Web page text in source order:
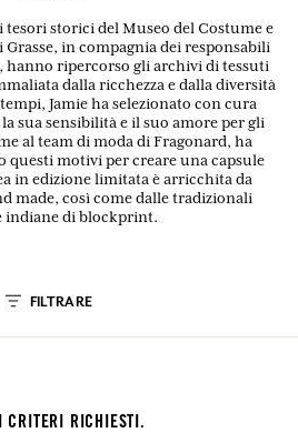
tesori storici del Museo del Costume e
in compagnia dei responsabili
hanno ripercorso gli archivi di tessuti
dalla ricchezza e dalla diversità
Jamie ha selezionato con cura
sua sensibilità e il suo amore per gli
al team di moda di Fragonard, ha
questi motivi per creare una capsule
in edizione limitata è arricchita da
made, così come dalle tradizionali
indiane di blockprint.
FILTRARE
CRITERI RICHIESTI.